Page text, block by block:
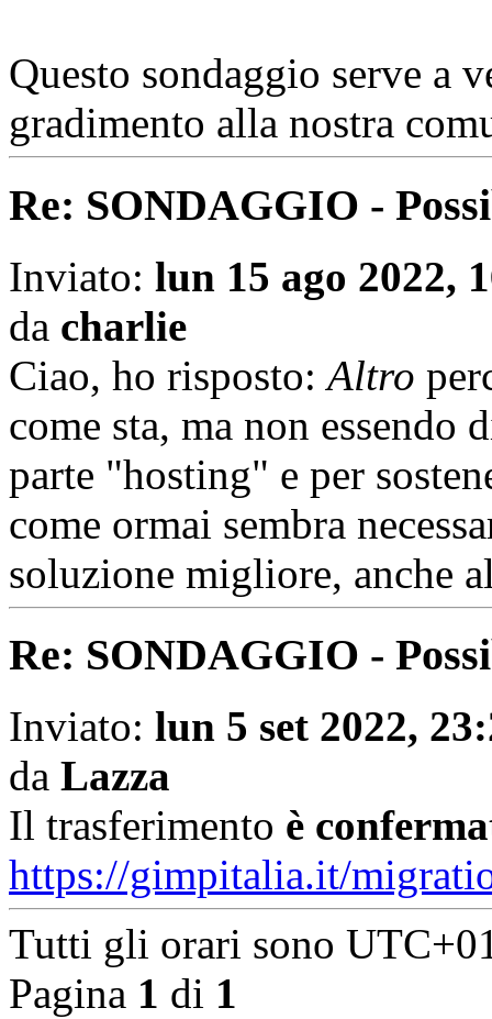
Questo sondaggio serve a
gradimento alla nostra
Re: SONDAGGIO -
Inviato: lun 15 ago 2022,
da charlie
Ciao, ho risposto: Altro
come sta, ma non essendo
parte "hosting" e per
come ormai sembra
soluzione migliore, anche
Re: SONDAGGIO -
Inviato: lun 5 set 2022,
da Lazza
Il trasferimento è
https://gimpitalia.it/
Tutti gli orari sono
Pagina 1 di 1